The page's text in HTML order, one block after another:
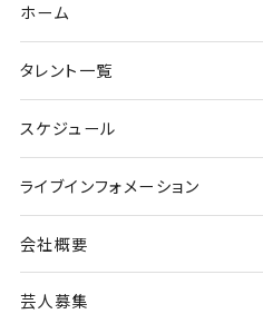
ホーム
タレント一覧
スケジュール
ライブインフォメーション
会社概要
芸人募集